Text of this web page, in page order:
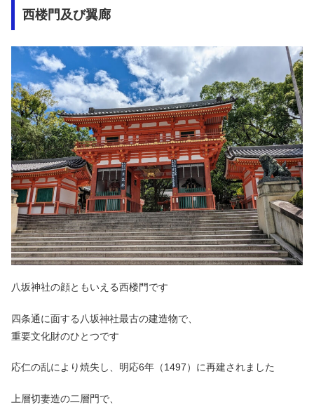
西楼門及び翼廊
八坂神社の顔ともいえる西楼門です
四条通に面する八坂神社最古の建造物で、
重要文化財のひとつです
応仁の乱により焼失し、明応6年（1497）に再建されました
上層切妻造の二層門で、